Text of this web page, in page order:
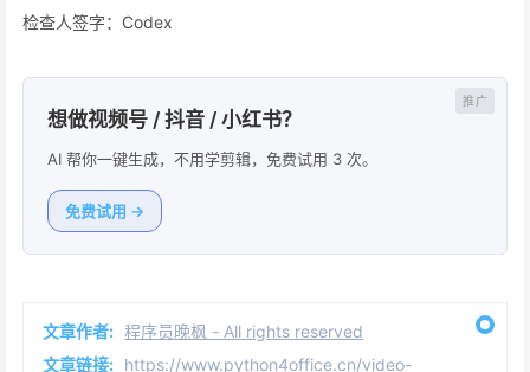
检查人签字：Codex
想做视频号 / 抖音 / 小红书？
AI 帮你一键生成，不用学剪辑，免费试用 3 次。
免费试用 →
文章作者: 程序员晚枫 - All rights reserved
文章链接: https://www.python4office.cn/video-